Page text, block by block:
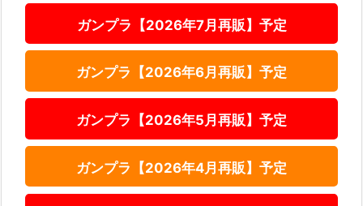
ガンプラ【2026年7月再販】予定
ガンプラ【2026年6月再販】予定
ガンプラ【2026年5月再販】予定
ガンプラ【2026年4月再販】予定